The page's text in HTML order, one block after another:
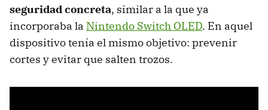
seguridad concreta, similar a la que ya
incorporaba la Nintendo Switch OLED. En aquel
dispositivo tenía el mismo objetivo: prevenir
cortes y evitar que salten trozos.